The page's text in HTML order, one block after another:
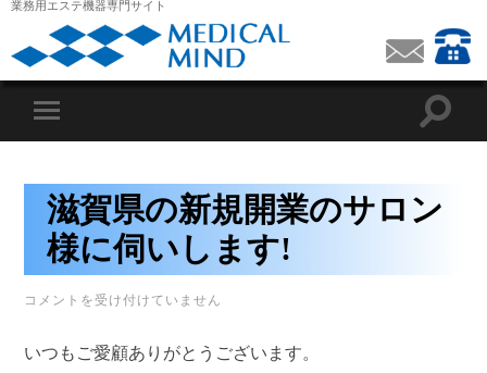
業務用エステ機器専門サイト
滋賀県の新規開業のサロン
様に伺いします!
滋
の
コメントを受け付けていません
いつもご愛顧ありがとうございます。